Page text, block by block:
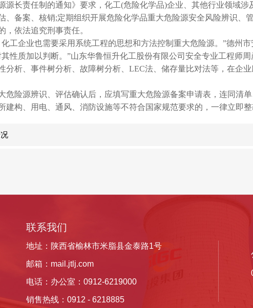
长责任制的通知》要求，化工(危险化学品)企业、其他行业领域
备案、核销;定期组织开展危险化学品重大危险源安全风险辨识
依法追究刑事责任。
企业也需要采用系统工程的思想和方法控制重大危险源。”德州市
性质加以判断。”山东华鲁恒升化工股份有限公司安全专业工程师
析、事件树分析、故障树分析、LEC法、储存量比对法等，在企
险源辨识、评估确认后，应填写重大危险源备案申请表，连同清
构、用电、通风、消防设施等不符合国家规范要求的，一律立即整
地址：陕西省榆林市米脂县金泰路1号
邮箱： mail.jtlj.com
电话：办公室：0912-6219000
销售热线： 0912 - 6218885
联系我们